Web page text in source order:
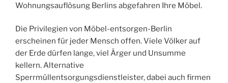
Wohnungsauflösung Berlins abgefahren Ihre Möbel.
Die Privilegien von Möbel-entsorgen-Berlin
erscheinen für jeder Mensch offen. Viele Völker auf
der Erde dürfen lange, viel Ärger und Unsumme
kellern. Alternative
Sperrmüllentsorgungsdienstleister, dabei auch firmen